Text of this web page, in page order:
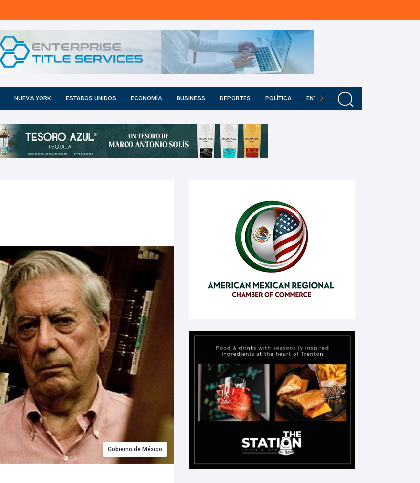
NUEVA YORK ESTADOS UNIDOS ECONOMÍA BUSINESS DEPORTES POLÍTICA ENTRETENIMIENTO
Gobierno de México